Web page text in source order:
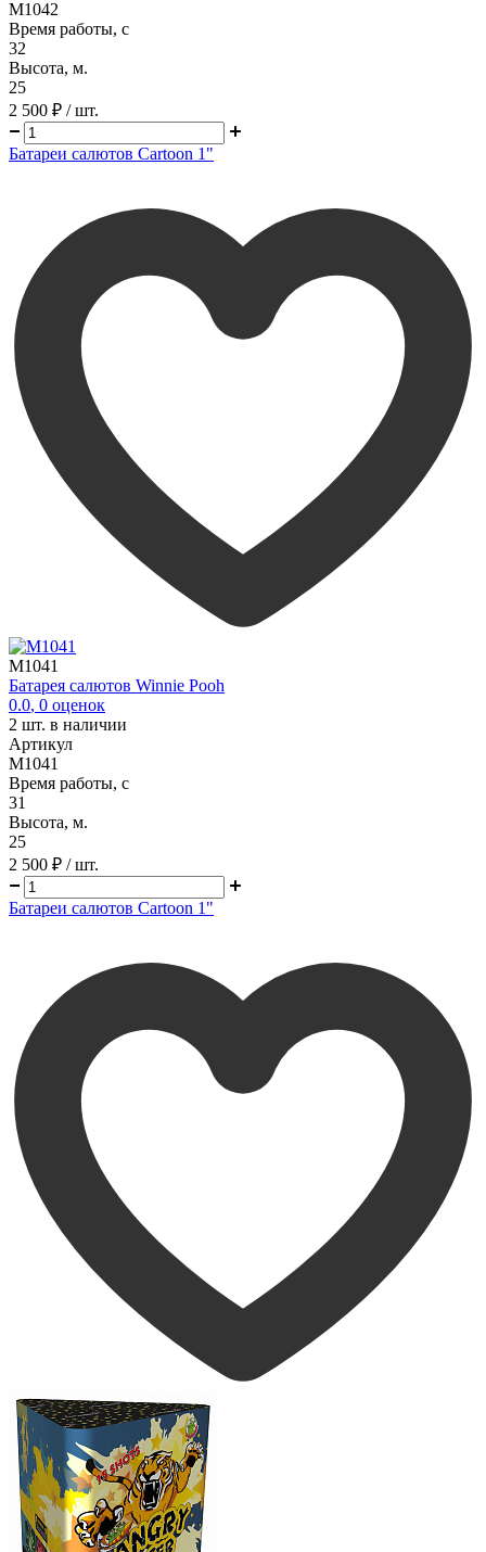
M1042
Время работы, с
32
Высота, м.
25
2 500 ₽ / шт.
Батареи салютов Cartoon 1"
M1041
Батарея салютов Winnie Pooh
0.0, 0 оценок
2 шт. в наличии
Артикул
M1041
Время работы, с
31
Высота, м.
25
2 500 ₽ / шт.
Батареи салютов Cartoon 1"